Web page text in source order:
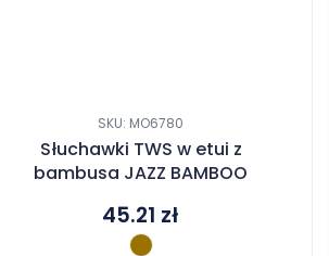
SKU: MO6780
Słuchawki TWS w etui z
bambusa JAZZ BAMBOO
45.21 zł